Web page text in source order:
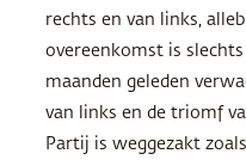
rechts en van links,
overeenkomst is
maanden geleden
van links en de triomf
Partij is weggezakt